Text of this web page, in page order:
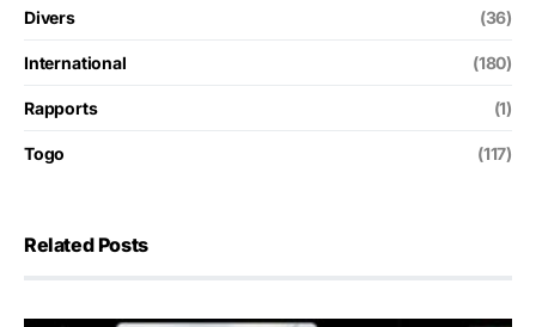
Divers (36)
International (180)
Rapports (1)
Togo (117)
Related Posts